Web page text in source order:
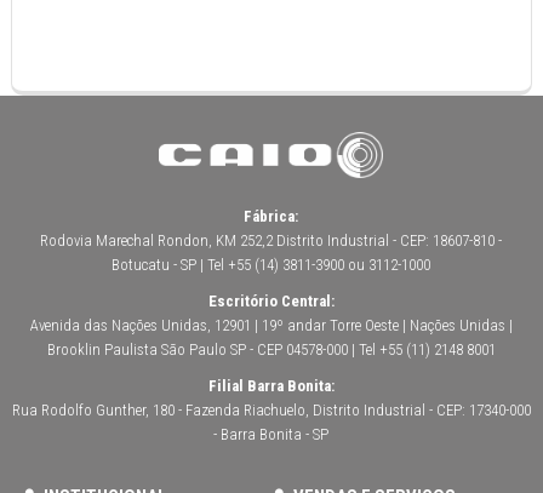
Fábrica:
Rodovia Marechal Rondon, KM 252,2 Distrito Industrial - CEP: 18607-810 -
Botucatu - SP | Tel +55 (14) 3811-3900 ou 3112-1000
Escritório Central:
Avenida das Nações Unidas, 12901 | 19º andar Torre Oeste | Nações Unidas |
Brooklin Paulista São Paulo SP - CEP 04578-000 | Tel +55 (11) 2148 8001
Filial Barra Bonita:
Rua Rodolfo Gunther, 180 - Fazenda Riachuelo, Distrito Industrial - CEP: 17340-000
- Barra Bonita - SP